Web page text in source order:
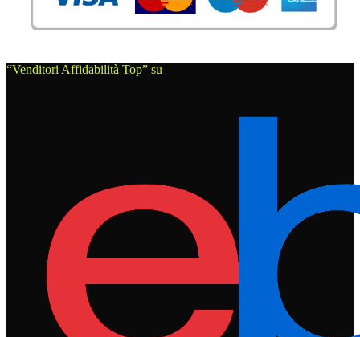
“Venditori Affidabilità Top” su